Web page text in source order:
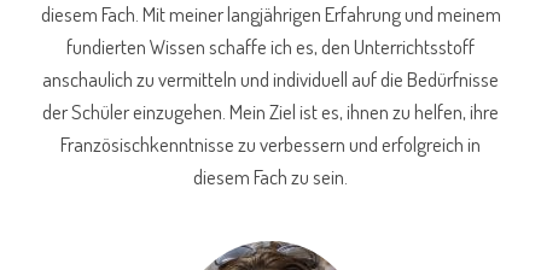
diesem Fach. Mit meiner langjährigen Erfahrung und meinem
fundierten Wissen schaffe ich es, den Unterrichtsstoff
anschaulich zu vermitteln und individuell auf die Bedürfnisse
der Schüler einzugehen. Mein Ziel ist es, ihnen zu helfen, ihre
Französischkenntnisse zu verbessern und erfolgreich in
diesem Fach zu sein.